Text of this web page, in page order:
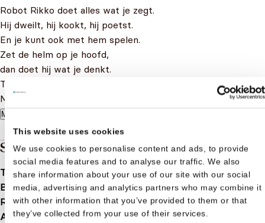
This website uses cookies
We use cookies to personalise content and ads, to provide
social media features and to analyse our traffic. We also
share information about your use of our site with our social
media, advertising and analytics partners who may combine it
with other information that you’ve provided to them or that
they’ve collected from your use of their services.
Robot Rikko doet alles wat je zegt.
Hij dweilt, hij kookt, hij poetst.
En je kunt ook met hem spelen.
Zet de helm op je hoofd,
dan doet hij wat je denkt.
Top!
Maar soms gaat er iets mis ...
Meer lezen
Specificaties
Taalnl
Bindwijze Hardcover
Releasedatum2020-06-02
Aantal pagina's32